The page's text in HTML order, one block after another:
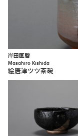
岸田匡啓
Masahiro Kishida
絵唐津ツツ茶碗